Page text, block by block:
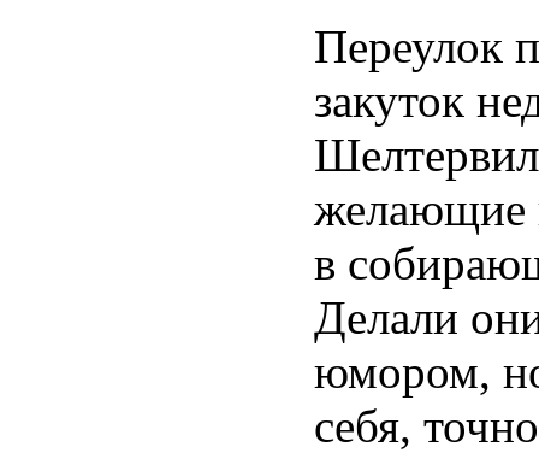
Переулок
закуток
желающие
в
Делали
юмором,
себя,